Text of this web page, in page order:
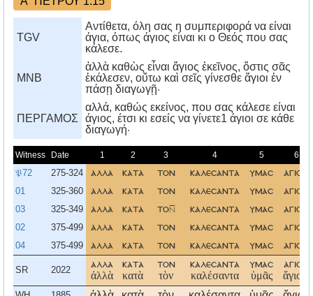
TGV
Αντίθετα, όλη σας η συμπεριφορά να είναι
άγια, όπως άγιος είναι κι ο Θεός που σας
κάλεσε.
MNB
ἀλλὰ καθὼς εἶναι ἅγιος ἐκεῖνος, ὅστις σᾶς
ἐκάλεσεν, οὕτω καὶ σεῖς γίνεσθε ἅγιοι ἐν
πάσῃ διαγωγῇ·
ΠΕΡΓΑΜΟΣ
αλλά, καθώς εκείνος, που σας κάλεσε είναι
άγιος, έτσι κι εσείς να γίνετε1 άγιοι σε κάθε
διαγωγή·
Witness Date 1 2 3 4 5 6
𝔓72 275-324 αλλα κατα τον καλεσαντα υμασ αγιον
01 325-360 αλλα κατα τον καλεσαντα υμασ αγιον
03 325-349 αλλα κατα το καλεσαντα υμασ αγιο
02 375-499 αλλα κατα τον καλεσαντα υμασ αγιον
04 375-499 αλλα κατα τον καλεσαντα υμασ αγιον
SR 2022
αλλα
ἀλλὰ
κατα
κατὰ
τον
τὸν
καλεσαντα
καλέσαντα
υμασ
ὑμᾶς
αγιον
ἅγιον,